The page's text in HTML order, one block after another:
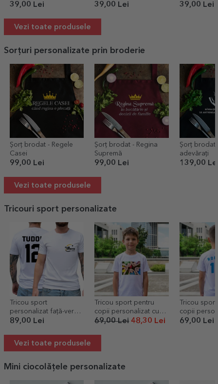
Lighthouse King
39,00 Lei
Airplane Master
39,00 Lei
Spike
39,00 Lei
Vezi toate produsele
Sorțuri personalizate prin broderie
Șorț brodat - Regele
Casei
99,00 Lei
Șorț brodat - Regina
Supremă
99,00 Lei
Șorț brodat
adevărați
139,00
Vezi toate produsele
Tricouri sport personalizate
Tricou sport
personalizat față-verso
cu logo, nume și număr
89,00 Lei
Tricou sport pentru
copii personalizat cu
poză landscape
69,00 Lei48,30 Lei
Tricou
copii
spate cu
69,00 Lei
Vezi toate produsele
Mini ciocolățele personalizate